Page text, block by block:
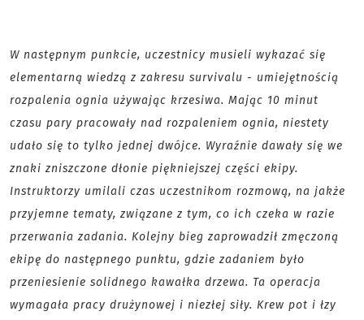
W następnym punkcie, uczestnicy musieli wykazać się
elementarną wiedzą z zakresu survivalu - umiejętnością
rozpalenia ognia używając krzesiwa. Mając 10 minut
czasu pary pracowały nad rozpaleniem ognia, niestety
udało się to tylko jednej dwójce. Wyraźnie dawały się we
znaki zniszczone dłonie piękniejszej części ekipy.
Instruktorzy umilali czas uczestnikom rozmową, na jakże
przyjemne tematy, związane z tym, co ich czeka w razie
przerwania zadania. Kolejny bieg zaprowadził zmęczoną
ekipę do następnego punktu, gdzie zadaniem było
przeniesienie solidnego kawałka drzewa. Ta operacja
wymagała pracy drużynowej i niezłej siły. Krew pot i łzy